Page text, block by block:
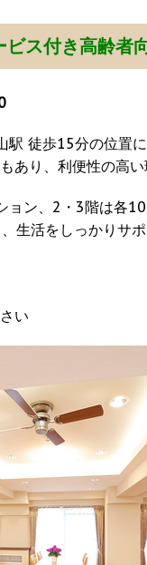
ビス付き高齢者
駅 徒歩15分の位置
あり、利便性の高い
ョン、2・3階は各
生活をしっかりサポ
い